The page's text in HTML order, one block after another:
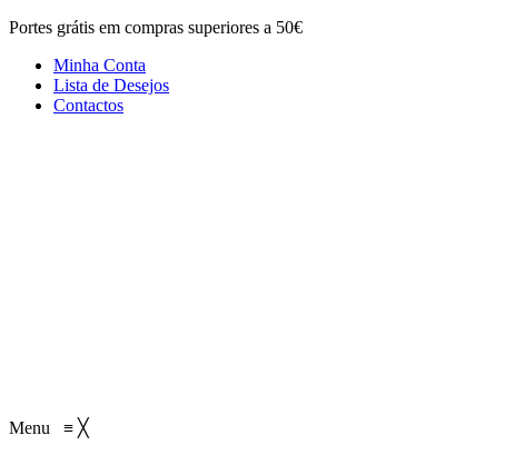
Portes grátis em compras superiores a 50€
Minha Conta
Lista de Desejos
Contactos
Menu ≡ ╳